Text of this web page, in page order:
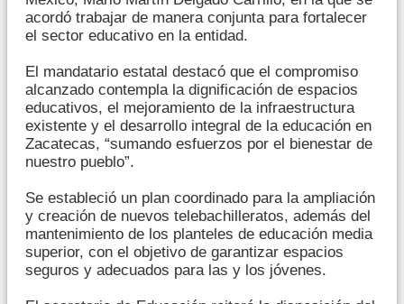
acordó trabajar de manera conjunta para fortalecer
el sector educativo en la entidad.
El mandatario estatal destacó que el compromiso
alcanzado contempla la dignificación de espacios
educativos, el mejoramiento de la infraestructura
existente y el desarrollo integral de la educación en
Zacatecas, “sumando esfuerzos por el bienestar de
nuestro pueblo”.
Se estableció un plan coordinado para la ampliación
y creación de nuevos telebachilleratos, además del
mantenimiento de los planteles de educación media
superior, con el objetivo de garantizar espacios
seguros y adecuados para las y los jóvenes.